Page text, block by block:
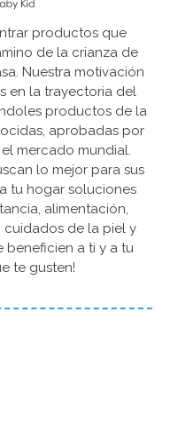
productos que
de la crianza de
Nuestra motivación
en la trayectoria del
productos de la
aprobadas por
mercado mundial.
lo mejor para sus
tu hogar soluciones
alimentación,
cuidados de la piel y
beneficien a ti y a tu
te gusten!